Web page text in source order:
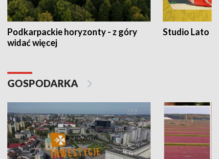
Podkarpackie horyzonty - z góry
widać więcej
Studio Lato
GOSPODARKA